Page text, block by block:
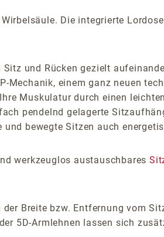
Die integrierte
und Rücken gezielt
Mechanik, einem ganz neuen
Muskulatur durch einen
pendelnd gelagerte
bewegte Sitzen auch
werkzeuglos austauschbares
Breite bzw. Entfernung vom
5D-Armlehnen lassen sich